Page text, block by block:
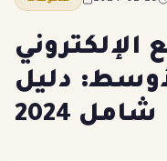
دليل
شامل 2024